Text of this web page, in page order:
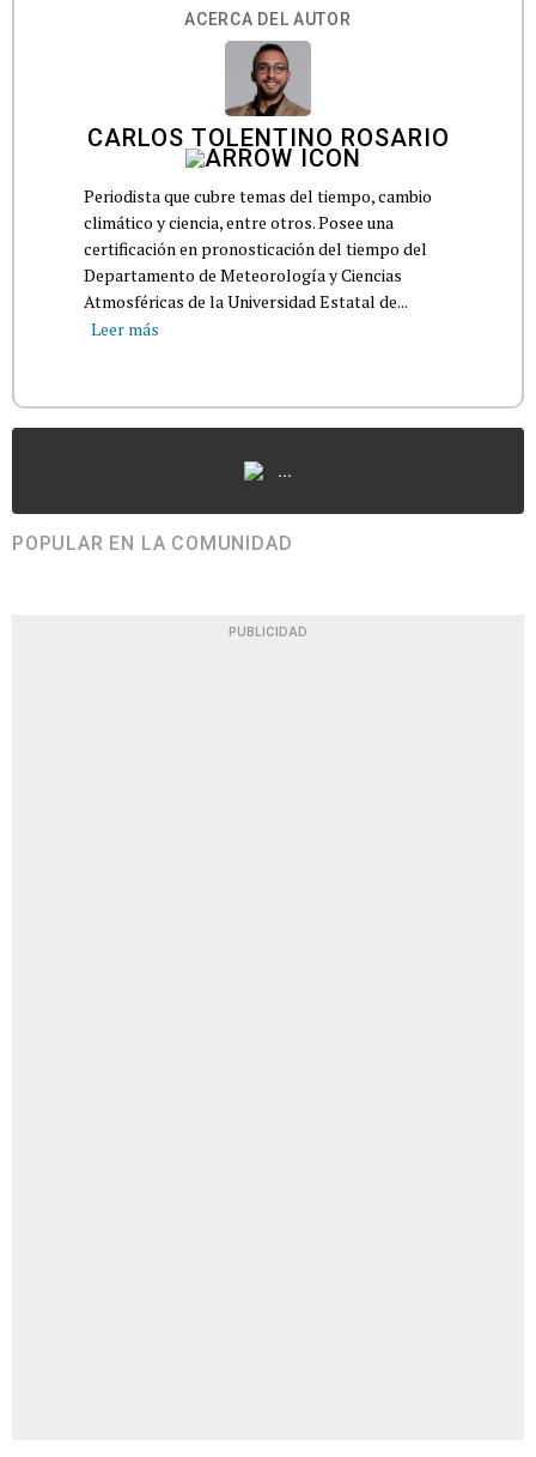
ACERCA DEL AUTOR
CARLOS TOLENTINO ROSARIO
Periodista que cubre temas del tiempo, cambio
climático y ciencia, entre otros. Posee una
certificación en pronosticación del tiempo del
Departamento de Meteorología y Ciencias
Atmosféricas de la Universidad Estatal de...
Leer más
...
POPULAR EN LA COMUNIDAD
PUBLICIDAD